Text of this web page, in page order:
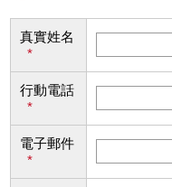
真實姓名
*
行動電話
*
電子郵件
*